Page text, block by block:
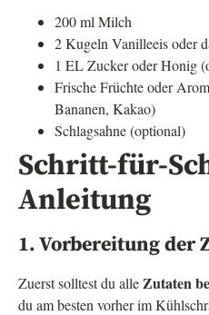
200 ml Milch
2 Kugeln Vanilleeis oder
1 EL Zucker oder Honig
Frische Früchte oder
Bananen, Kakao)
Schlagsahne (optional)
Schritt-für-
Anleitung
1. Vorbereitung der
Zuerst solltest du alleZutaten
du am besten vorher im